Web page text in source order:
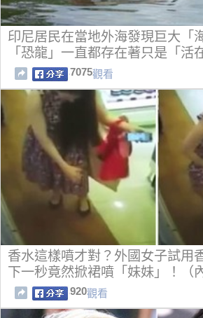
印尼居民在當地外海發現巨大「
「恐龍」一直都存在著只是「活
7075觀看
香水這樣噴才對？外國女子試用
下一秒竟然掀裙噴「妹妹」！（
920觀看